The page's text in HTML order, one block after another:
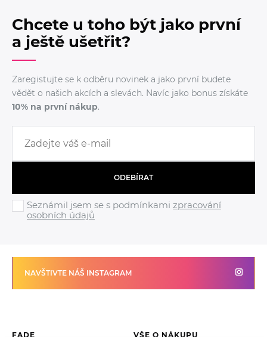
Chcete u toho být jako první
a ještě ušetřit?
Zaregistujte se k odběru novinek a jako první budete
vědět o našich akcích a slevách. Navíc jako bonus získáte
10% na první nákup.
ODEBÍRAT
Seznámil jsem se s podmínkami zpracování
osobních údajů
NAVŠTIVTE NÁŠ INSTAGRAM
FADE VŠE O NÁKUPU